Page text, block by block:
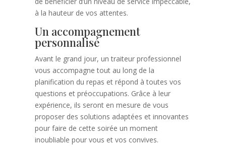
à la hauteur de vos attentes.
Un accompagnement
personnalisé
Avant le grand jour, un traiteur professionnel
vous accompagne tout au long de la
planification du repas et répond à toutes vos
questions et préoccupations. Grâce à leur
expérience, ils seront en mesure de vous
proposer des solutions adaptées et innovantes
pour faire de cette soirée un moment
inoubliable pour vous et vos convives.